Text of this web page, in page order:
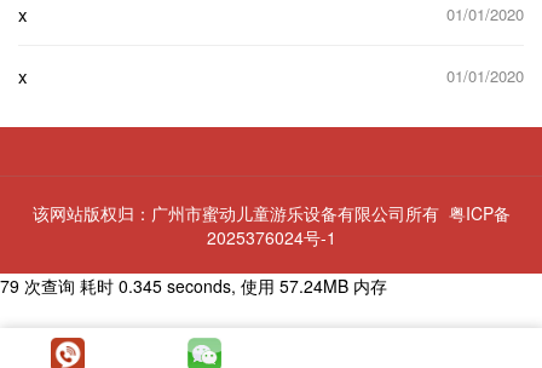
x 01/01/2020
x 01/01/2020
该网站版权归：广州市蜜动儿童游乐设备有限公司所有 粤ICP备
2025376024号-1
79 次查询 耗时 0.345 seconds, 使用 57.24MB 内存